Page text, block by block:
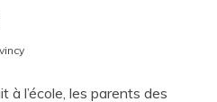
vincy
à l’école, les parents des